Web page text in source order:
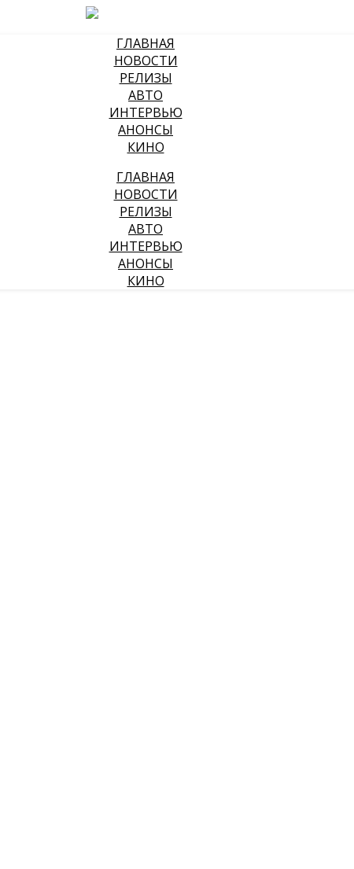
ГЛАВНАЯ
НОВОСТИ
РЕЛИЗЫ
АВТО
ИНТЕРВЬЮ
АНОНСЫ
КИНО
ГЛАВНАЯ
НОВОСТИ
РЕЛИЗЫ
АВТО
ИНТЕРВЬЮ
АНОНСЫ
КИНО